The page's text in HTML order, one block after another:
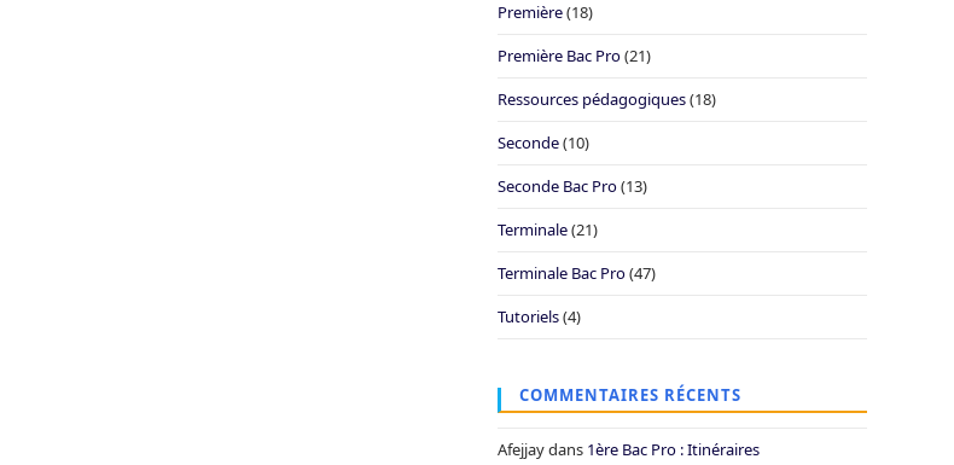
Première(18)
Première Bac Pro(21)
Ressources pédagogiques(18)
Seconde(10)
Seconde Bac Pro(13)
Terminale(21)
Terminale Bac Pro(47)
Tutoriels(4)
COMMENTAIRES RÉCENTS
Afejjaydans 1ère Bac Pro : Itinéraires